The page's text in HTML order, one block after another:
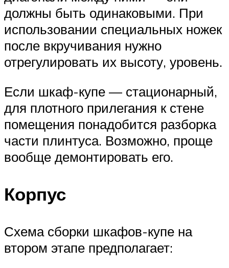
должны быть одинаковыми. При
использовании специальных ножек
после вкручивания нужно
отрегулировать их высоту, уровень.
Если шкаф-купе — стационарный,
для плотного прилегания к стене
помещения понадобится разборка
части плинтуса. Возможно, проще
вообще демонтировать его.
Корпус
Схема сборки шкафов-купе на
втором этапе предполагает: